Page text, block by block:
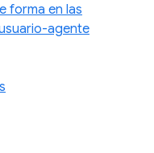
forma en las
agente